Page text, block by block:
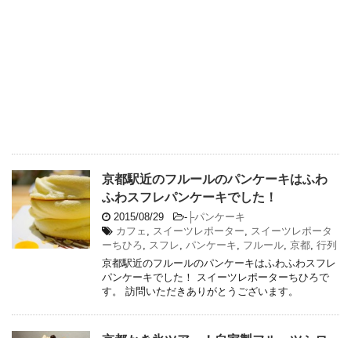
京都駅近のフルールのパンケーキはふわ
ふわスフレパンケーキでした！
2015/08/29 - ├パンケーキ
カフェ , スイーツレポーター, スイーツレポータ
ーちひろ , スフレ, パンケーキ, フルール, 京都, 行列
京都駅近のフルールのパンケーキはふわふわスフレ
パンケーキでした！ スイーツレポーターちひろで
す。 訪問いただきありがとうございます。